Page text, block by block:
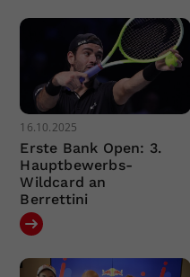
16.10.2025
Erste Bank Open: 3.
Hauptbewerbs-
Wildcard an
Berrettini